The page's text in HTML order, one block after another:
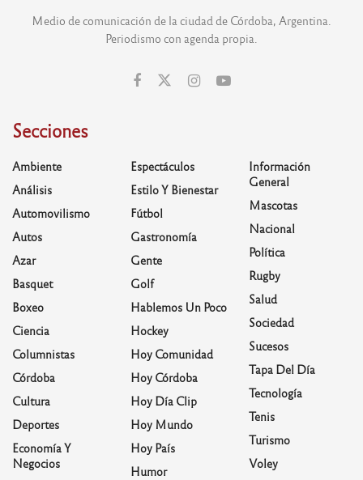
Medio de comunicación de la ciudad de Córdoba, Argentina.
Periodismo con agenda propia.
Secciones
Ambiente
Análisis
Automovilismo
Autos
Azar
Basquet
Boxeo
Ciencia
Columnistas
Córdoba
Cultura
Deportes
Economía Y
Negocios
Espectáculos
Estilo Y Bienestar
Fútbol
Gastronomía
Gente
Golf
Hablemos Un Poco
Hockey
Hoy Comunidad
Hoy Córdoba
Hoy Día Clip
Hoy Mundo
Hoy País
Humor
Información
General
Mascotas
Nacional
Política
Rugby
Salud
Sociedad
Sucesos
Tapa Del Día
Tecnología
Tenis
Turismo
Voley